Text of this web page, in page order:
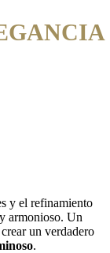
y el refinamiento
armonioso. Un
un verdadero
.